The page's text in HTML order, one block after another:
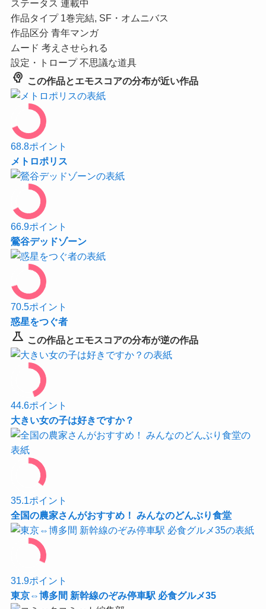
ステータス 連載中
作品タイプ 1巻完結, SF・オムニバス
作品区分 青年マンガ
ムード 考えさせられる
設定・トロープ 不思議な道具
psychology この作品とエモスコアの分布が近い作品
68.8ポイント
メトロポリス
66.9ポイント
鶯谷デッドゾーン
70.5ポイント
惑星をつぐ者
science この作品とエモスコアの分布が逆の作品
44.6ポイント
大きい女の子は好きですか？
35.1 ポイント
全国の農家さんがおすすめ！ みんなのどんぶり食堂
31.9ポイント
東京⇔博多間 新幹線のぞみ停車駅 必食グルメ35